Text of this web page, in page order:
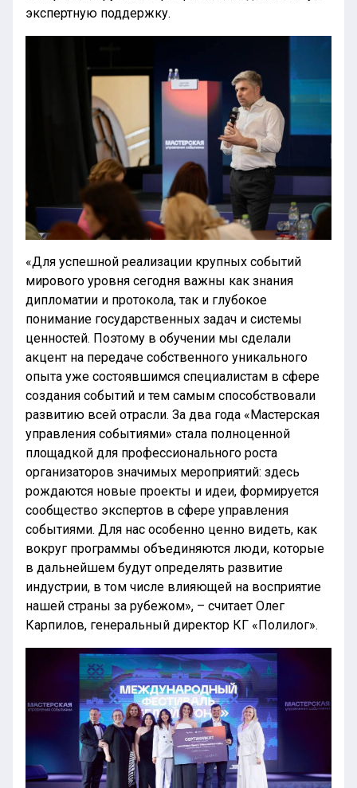
экспертную поддержку.
«Для успешной реализации крупных событий
мирового уровня сегодня важны как знания
дипломатии и протокола, так и глубокое
понимание государственных задач и системы
ценностей. Поэтому в обучении мы сделали
акцент на передаче собственного уникального
опыта уже состоявшимся специалистам в сфере
создания событий и тем самым способствовали
развитию всей отрасли. За два года «Мастерская
управления событиями» стала полноценной
площадкой для профессионального роста
организаторов значимых мероприятий: здесь
рождаются новые проекты и идеи, формируется
сообщество экспертов в сфере управления
событиями. Для нас особенно ценно видеть, как
вокруг программы объединяются люди, которые
в дальнейшем будут определять развитие
индустрии, в том числе влияющей на восприятие
нашей страны за рубежом», – считает Олег
Карпилов, генеральный директор КГ «Полилог».